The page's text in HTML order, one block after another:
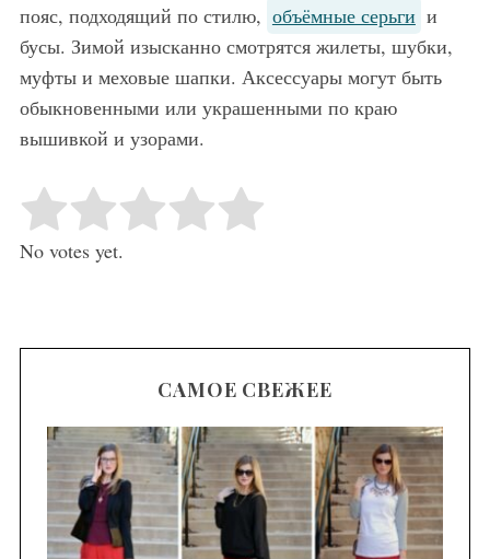
пояс, подходящий по стилю, объёмные серьги и
бусы. Зимой изысканно смотрятся жилеты, шубки,
муфты и меховые шапки. Аксессуары могут быть
обыкновенными или украшенными по краю
вышивкой и узорами.
Rate this item: Submit Rating
No votes yet.
САМОЕ СВЕЖЕЕ